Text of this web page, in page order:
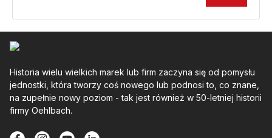
Historia wielu wielkich marek lub firm zaczyna się od pomysłu
jednostki, która tworzy coś nowego lub podnosi to, co znane,
na zupełnie nowy poziom - tak jest również w 50-letniej historii
firmy Oehlbach.